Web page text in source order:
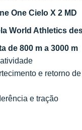
One Cielo X 2 MD
World Athletics
de 800 m a 3000 m
e retorno
e tração